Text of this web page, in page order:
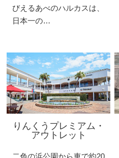
びえるあべのハルカスは、
日本一の…
りんくうプレミアム・
アウトレット
二色の浜公園から車で約20